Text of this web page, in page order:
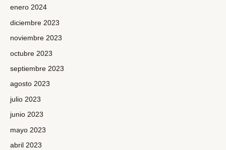
enero 2024
diciembre 2023
noviembre 2023
octubre 2023
septiembre 2023
agosto 2023
julio 2023
junio 2023
mayo 2023
abril 2023